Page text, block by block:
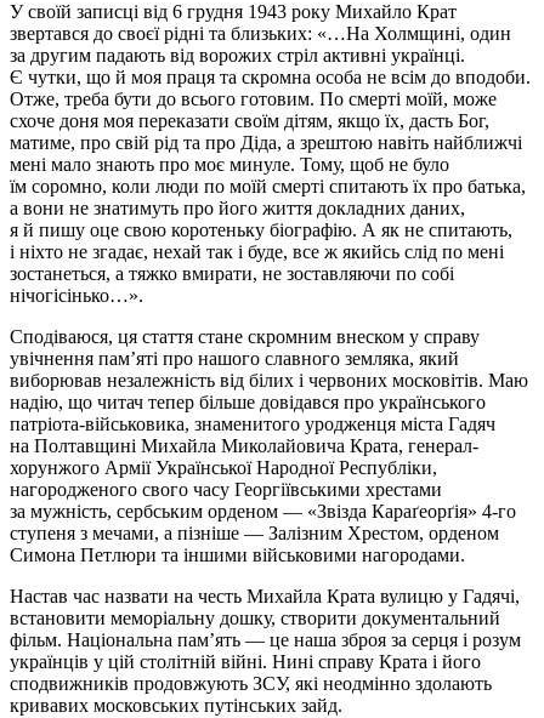
У своїй записці від 6 грудня 1943 року Михайло Крат
звертався до своєї рідні та близьких: «…На Холмщині, один
за другим падають від ворожих стріл активні українці.
Є чутки, що й моя праця та скромна особа не всім до вподоби.
Отже, треба бути до всього готовим. По смерті моїй, може
схоче доня моя переказати своїм дітям, якщо їх, дасть Бог,
матиме, про свій рід та про Діда, а зрештою навіть найближчі
мені мало знають про моє минуле. Тому, щоб не було
їм соромно, коли люди по моїй смерті спитають їх про батька,
а вони не знатимуть про його життя докладних даних,
я й пишу оце свою коротеньку біографію. А як не спитають,
і ніхто не згадає, нехай так і буде, все ж якийсь слід по мені
зостанеться, а тяжко вмирати, не зоставляючи по собі
нічогісінько…».
Сподіваюся, ця стаття стане скромним внеском у справу
увічнення пам’яті про нашого славного земляка, який
виборював незалежність від білих і червоних московітів. Маю
надію, що читач тепер більше довідався про українського
патріота-військовика, знаменитого уродженця міста Гадяч
на Полтавщині Михайла Миколайовича Крата, генерал-
хорунжого Армії Української Народної Республіки,
нагородженого свого часу Георгіївськими хрестами
за мужність, сербським орденом — «Звізда Караґеорґія» 4-го
ступеня з мечами, а пізніше — Залізним Хрестом, орденом
Симона Петлюри та іншими військовими нагородами.
Настав час назвати на честь Михайла Крата вулицю у Гадячі,
встановити меморіальну дошку, створити документальний
фільм. Національна пам’ять — це наша зброя за серця і розум
українців у цій столітній війні. Нині справу Крата і його
сподвижників продовжують ЗСУ, які неодмінно здолають
кривавих московських путінських зайд.